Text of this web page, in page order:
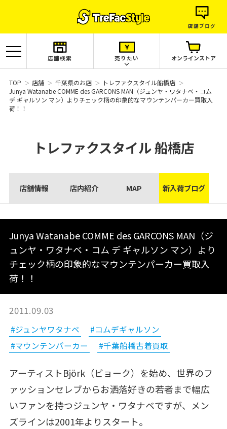
店舗ブログ
店舗検索 売りたい オンラインストア
TOP 店舗 千葉県のお店
トレファクスタイル船橋店
Junya Watanabe COMME des GARCONS MAN（ジュンヤ・ワタナベ・コム
デ ギャルソン マン）よりチェック柄の印象的なマウンテンパーカー買取入
荷！！
トレファクスタイル船橋店
店舗情報 店内紹介 MAP 新入荷ブログ
Junya Watanabe COMME des GARCONS MAN（ジ
ュンヤ・ワタナベ・コム デ ギャルソン マン）より
チェック柄の印象的なマウンテンパーカー買取入
荷！！
2011.09.03
#ジュンヤワタナベ
#コムデギャルソン
#マウンテンパーカー
#千葉船橋古着買取
アーティストBjörk（ビョーク）を始め、世界のフ
ァッションセレブからお洒落好きの若者まで幅広
いファンを持つジュンヤ・ワタナベですが、メン
ズラインは2001年よりスタート。